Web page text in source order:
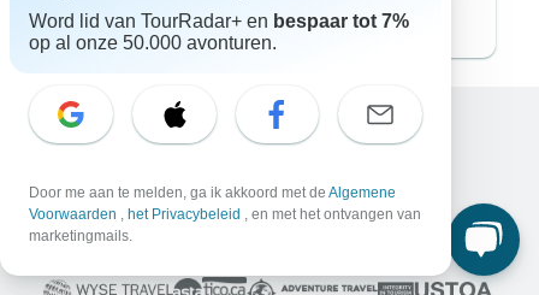
Privé Rondreizen
Excellent
Geassocieerd met
Word lid van TourRadar+ en bespaar tot 7%
op al onze 50.000 avonturen.
Door me aan te melden, ga ik akkoord met de Algemene
Voorwaarden , het Privacybeleid , en met het ontvangen van
marketingmails.